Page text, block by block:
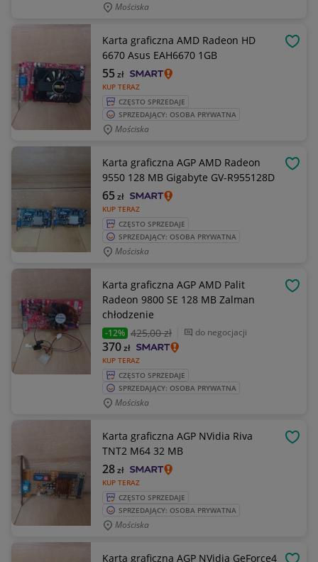
Mościska
Karta graficzna AMD Radeon HD
6670 Asus EAH6670 1GB
KUP TERAZ
55zł
CZĘSTO SPRZEDAJE
SPRZEDAJĄCY: OSOBA PRYWATNA
Mościska
Karta graficzna AGP AMD Radeon
9550 128 MB Gigabyte GV-R955128D
KUP TERAZ
65zł
CZĘSTO SPRZEDAJE
SPRZEDAJĄCY: OSOBA PRYWATNA
Mościska
Karta graficzna AGP AMD Palit
Radeon 9800 SE 128 MB Zalman
chłodzenie
-12% 425,00 zł do negocjacji
KUP TERAZ
370zł
CZĘSTO SPRZEDAJE
SPRZEDAJĄCY: OSOBA PRYWATNA
Mościska
Karta graficzna AGP NVidia Riva
TNT2 M64 32 MB
KUP TERAZ
28zł
CZĘSTO SPRZEDAJE
SPRZEDAJĄCY: OSOBA PRYWATNA
Mościska
Karta graficzna AGP NVidia GeForce4